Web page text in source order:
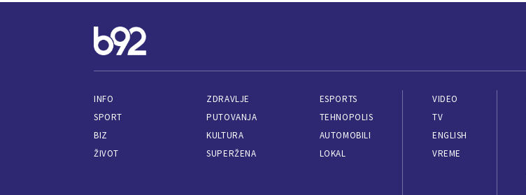
INFO
SPORT
BIZ
ŽIVOT
ZDRAVLJE
PUTOVANJA
KULTURA
SUPERŽENA
ESPORTS
TEHNOPOLIS
AUTOMOBILI
LOKAL
VIDEO
TV
ENGLISH
VREME